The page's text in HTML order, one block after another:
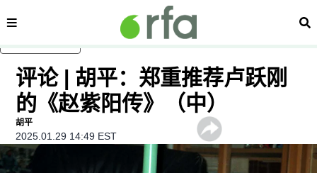
内容分类 搜
评论 | 胡平：郑重推荐卢跃刚
的《赵紫阳传》（中）
胡平
2025.01.29 14:49 EST